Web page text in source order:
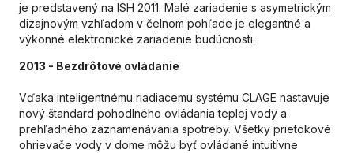
je predstavený na ISH 2011. Malé zariadenie s asymetrickým
dizajnovým vzhľadom v čelnom pohľade je elegantné a
výkonné elektronické zariadenie budúcnosti.
2013 - Bezdrôtové ovládanie
Vďaka inteligentnému riadiacemu systému CLAGE nastavuje
nový štandard pohodlného ovládania teplej vody a
prehľadného zaznamenávania spotreby. Všetky prietokové
ohrievače vody v dome môžu byť ovládané intuitívne